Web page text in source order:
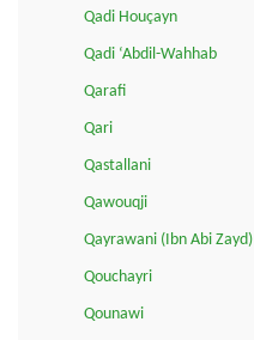
Qadi Houçayn
Qadi ‘Abdil-Wahhab
Qarafi
Qari
Qastallani
Qawouqji
Qayrawani (Ibn Abi Zayd)
Qouchayri
Qounawi